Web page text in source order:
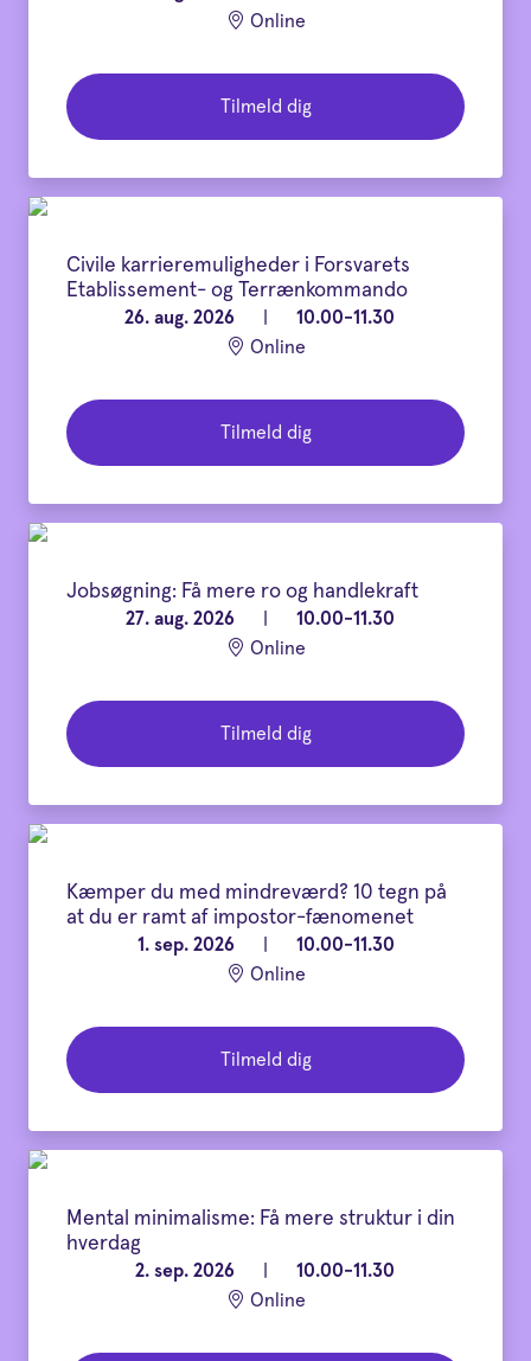
Online
Tilmeld dig
Civile karrieremuligheder i Forsvarets
Etablissement- og Terrænkommando
26. aug. 2026
10.00-11.30
Online
Tilmeld dig
Jobsøgning: Få mere ro og handlekraft
27. aug. 2026
10.00-11.30
Online
Tilmeld dig
Kæmper du med mindreværd? 10 tegn på
at du er ramt af impostor-fænomenet
1. sep. 2026
10.00-11.30
Online
Tilmeld dig
Mental minimalisme: Få mere struktur i din
hverdag
2. sep. 2026
10.00-11.30
Online